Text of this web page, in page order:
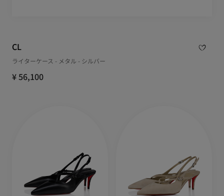
CL
ライターケース - メタル - シルバー
¥ 56,100